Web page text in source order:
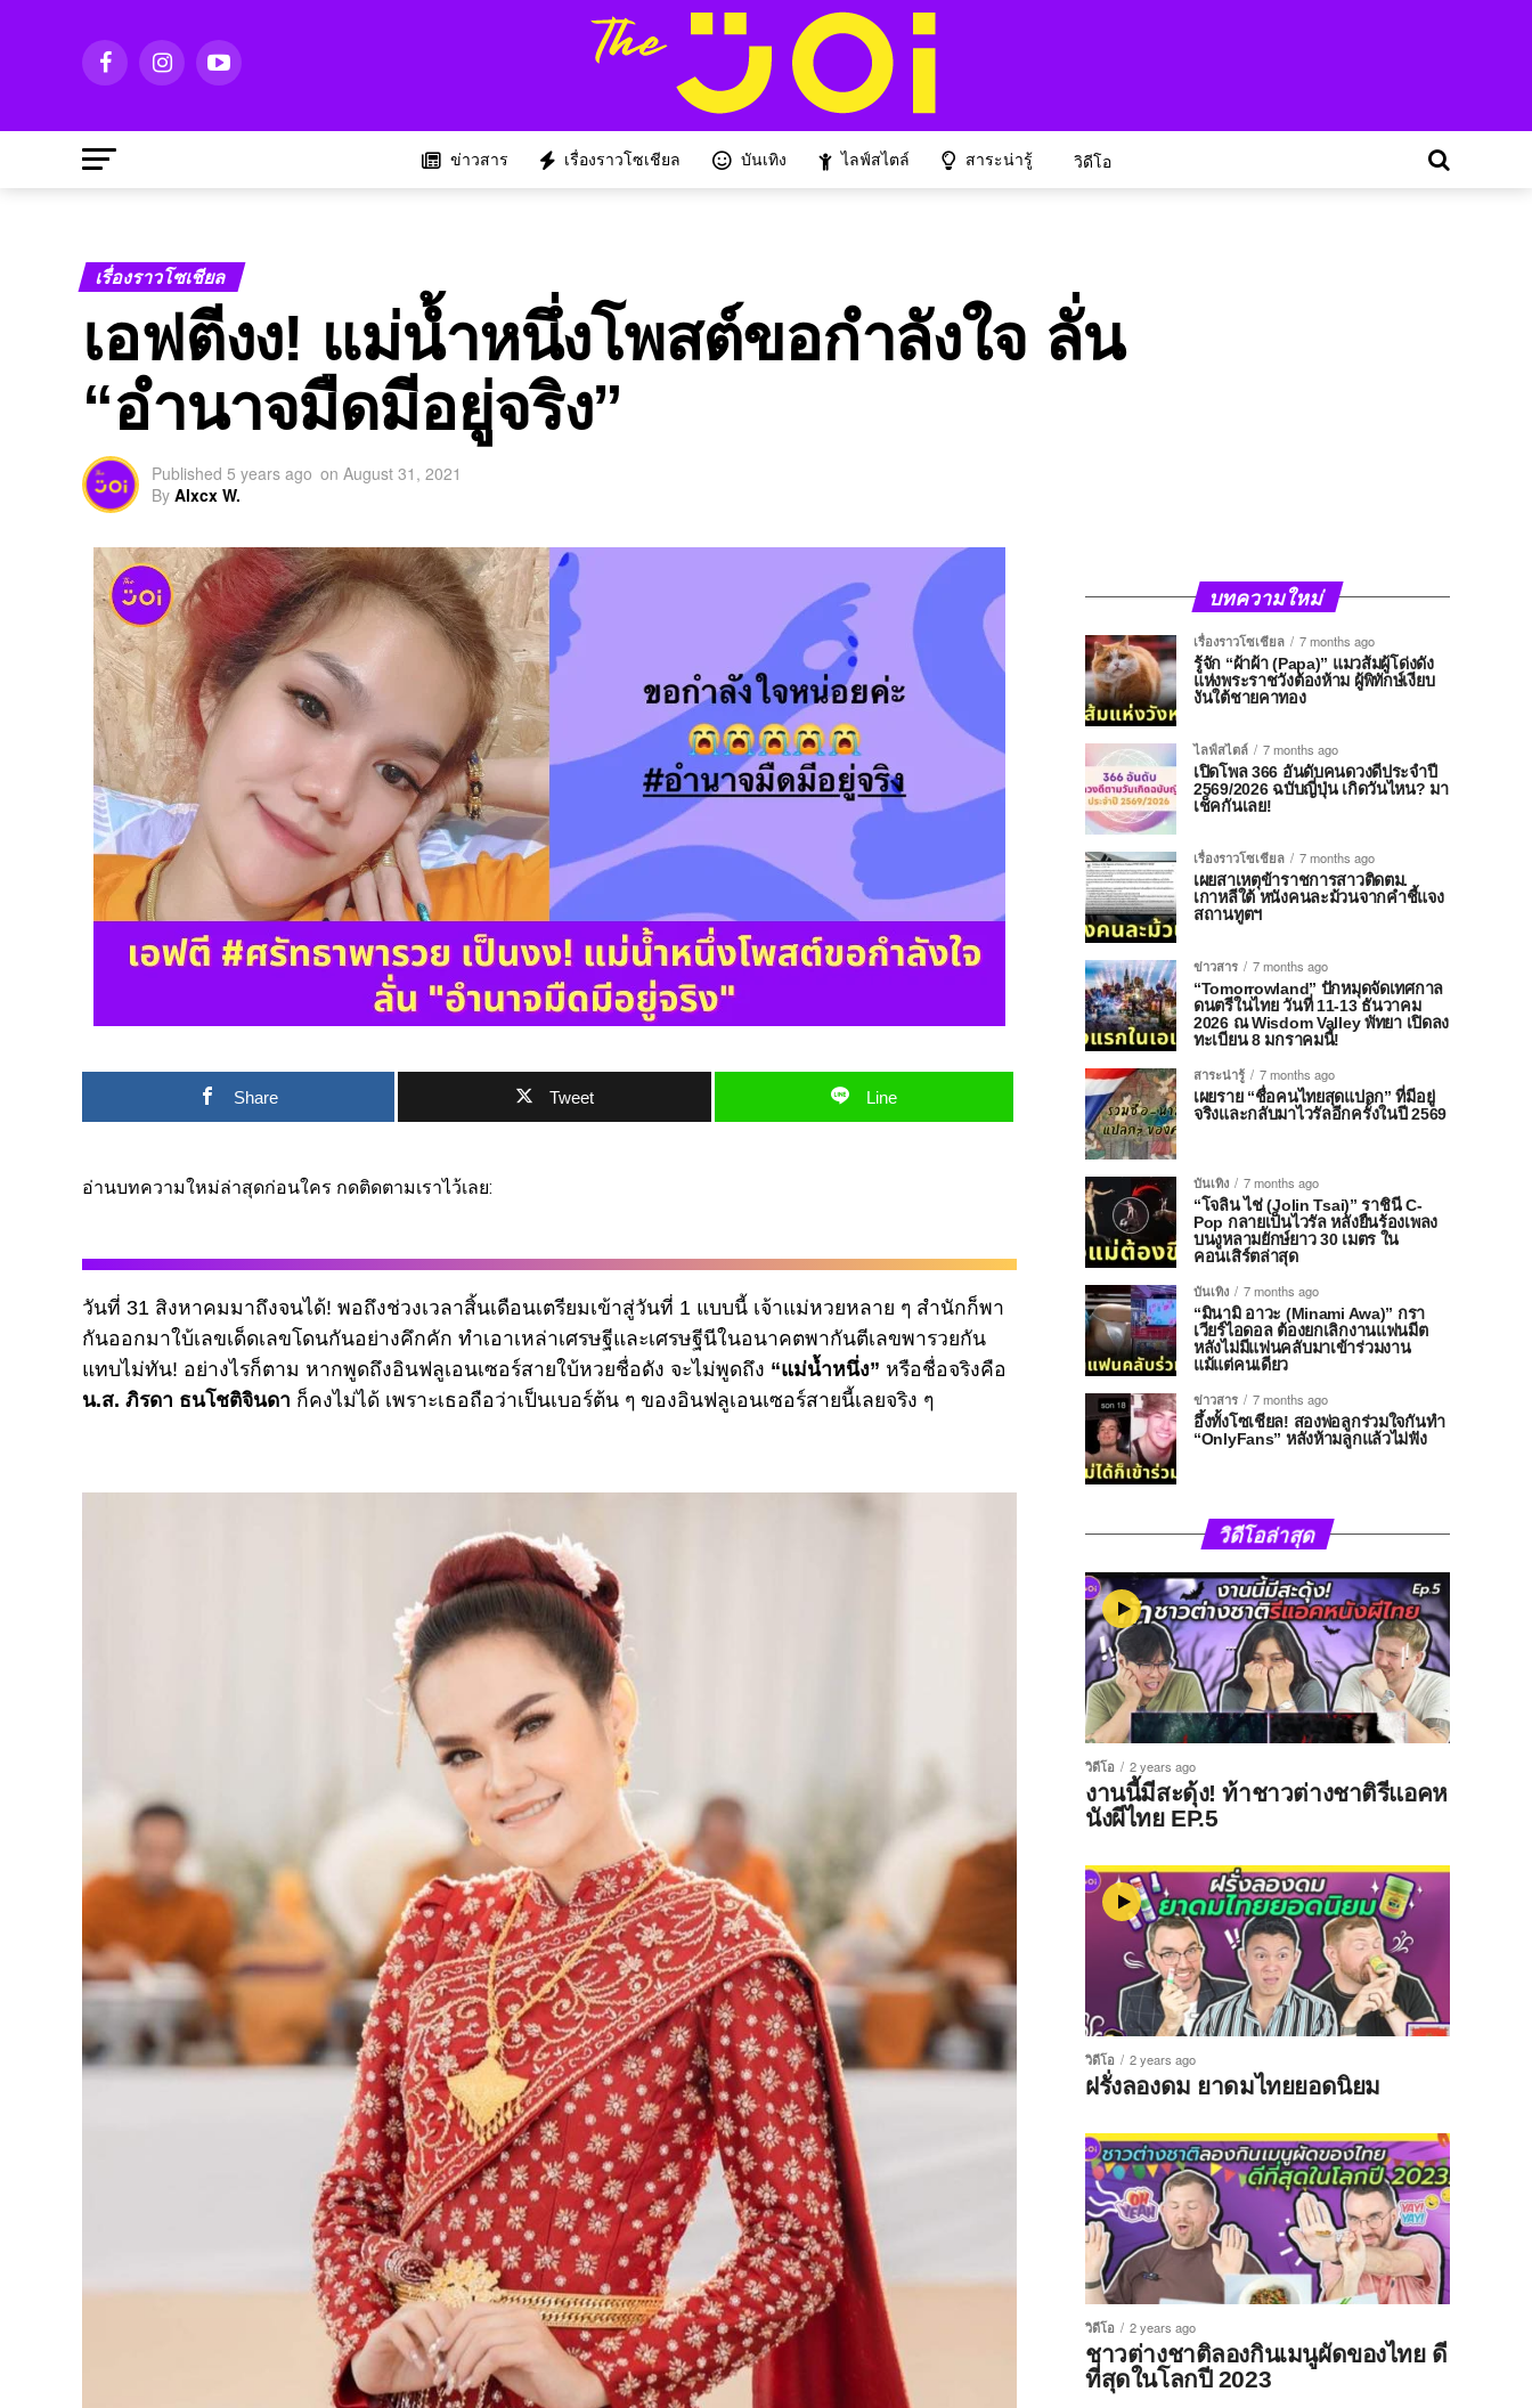
ข่าวสาร เรื่องราวโซเชียล บันเทิง ไลฟ์สไตล์ สาระน่ารู้ วิดีโอ
เรื่องราวโซเชียล
เอฟตีงง! แม่น้ำหนึ่งโพสต์ขอกำลังใจ ลั่น
“อำนาจมืดมีอยู่จริง”
Published 5 years ago on August 31, 2021
By Alxcx W.
Share Tweet Line
อ่านบทความใหม่ล่าสุดก่อนใคร กดติดตามเราไว้เลย:
วันที่ 31 สิงหาคมมาถึงจนได้! พอถึงช่วงเวลาสิ้นเดือนเตรียมเข้าสู่วันที่ 1 แบบนี้ เจ้าแม่หวยหลาย ๆ สำนักก็พา
กันออกมาใบ้เลขเด็ดเลขโดนกันอย่างคึกคัก ทำเอาเหล่าเศรษฐีและเศรษฐีนีในอนาคตพากันตีเลขพารวยกัน
แทบไม่ทัน! อย่างไรก็ตาม หากพูดถึงอินฟลูเอนเซอร์สายใบ้หวยชื่อดัง จะไม่พูดถึง “แม่น้ำหนึ่ง” หรือชื่อจริงคือ
น.ส. ภิรดา ธนโชติจินดา ก็คงไม่ได้ เพราะเธอถือว่าเป็นเบอร์ต้น ๆ ของอินฟลูเอนเซอร์สายนี้เลยจริง ๆ
บทความใหม่
เรื่องราวโซเชียล
7 months ago
รู้จัก “ผ้าผ้า (Papa)” แมวส้มผู้โด่งดัง
แห่งพระราชวังต้องห้าม ผู้พิทักษ์เงียบ
งันใต้ชายคาทอง
ไลฟ์สไตล์
7 months ago
เปิดโพล 366 อันดับคนดวงดีประจำปี
2569/2026 ฉบับญี่ปุ่น เกิดวันไหน? มา
เช็คกันเลย!
เรื่องราวโซเชียล
7 months ago
เผยสาเหตุข้าราชการสาวติดตม.
เกาหลีใต้ หนังคนละม้วนจากคำชี้แจง
สถานทูตฯ
ข่าวสาร
7 months ago
“Tomorrowland” ปักหมุดจัดเทศกาล
ดนตรีในไทย วันที่ 11-13 ธันวาคม
2026 ณ Wisdom Valley พัทยา เปิดลง
ทะเบียน 8 มกราคมนี้!
สาระน่ารู้
7 months ago
เผยราย “ชื่อคนไทยสุดแปลก” ที่มีอยู่
จริงและกลับมาไวรัลอีกครั้งในปี 2569
บันเทิง
7 months ago
“โจลิน ไช่ (Jolin Tsai)” ราชินี C-
Pop กลายเป็นไวรัล หลังยืนร้องเพลง
บนงูหลามยักษ์ยาว 30 เมตร ใน
คอนเสิร์ตล่าสุด
บันเทิง
7 months ago
“มินามิ อาวะ (Minami Awa)” กรา
เวียร์ไอดอล ต้องยกเลิกงานแฟนมีต
หลังไม่มีแฟนคลับมาเข้าร่วมงาน
แม้แต่คนเดียว
ข่าวสาร
7 months ago
อึ้งทั้งโซเชียล! สองพ่อลูกร่วมใจกันทำ
“OnlyFans” หลังห้ามลูกแล้วไม่ฟัง
วิดีโอล่าสุด
วิดีโอ 2 years ago
งานนี้มีสะดุ้ง! ท้าชาวต่างชาติรีแอคห
นังผีไทย EP.5
วิดีโอ 2 years ago
ฝรั่งลองดม ยาดมไทยยอดนิยม
วิดีโอ 2 years ago
ชาวต่างชาติลองกินเมนูผัดของไทย ดี
ที่สุดในโลกปี 2023